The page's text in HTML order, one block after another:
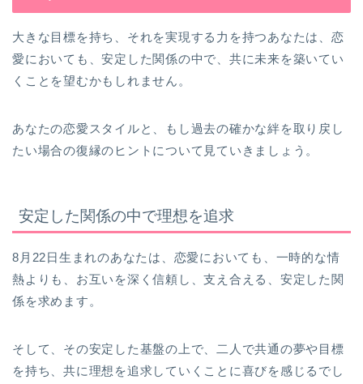
大きな目標を持ち、それを実現する力を持つあなたは、恋
愛においても、安定した関係の中で、共に未来を築いてい
くことを望むかもしれません。
あなたの恋愛スタイルと、もし過去の確かな絆を取り戻し
たい場合の復縁のヒントについて見ていきましょう。
安定した関係の中で理想を追求
8月22日生まれのあなたは、恋愛においても、一時的な情
熱よりも、お互いを深く信頼し、支え合える、安定した関
係を求めます。
そして、その安定した基盤の上で、二人で共通の夢や目標
を持ち、共に理想を追求していくことに喜びを感じるでし